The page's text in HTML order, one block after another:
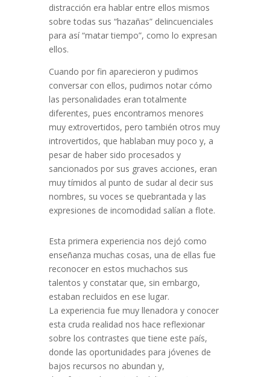
distracción era hablar entre ellos mismos
sobre todas sus “hazañas” delincuenciales
para así “matar tiempo”, como lo expresan
ellos.
Cuando por fin aparecieron y pudimos
conversar con ellos, pudimos notar cómo
las personalidades eran totalmente
diferentes, pues encontramos menores
muy extrovertidos, pero también otros muy
introvertidos, que hablaban muy poco y, a
pesar de haber sido procesados y
sancionados por sus graves acciones, eran
muy tímidos al punto de sudar al decir sus
nombres, su voces se quebrantada y las
expresiones de incomodidad salían a flote.
Esta primera experiencia nos dejó como
enseñanza muchas cosas, una de ellas fue
reconocer en estos muchachos sus
talentos y constatar que, sin embargo,
estaban recluidos en ese lugar.
La experiencia fue muy llenadora y conocer
esta cruda realidad nos hace reflexionar
sobre los contrastes que tiene este país,
donde las oportunidades para jóvenes de
bajos recursos no abundan y,